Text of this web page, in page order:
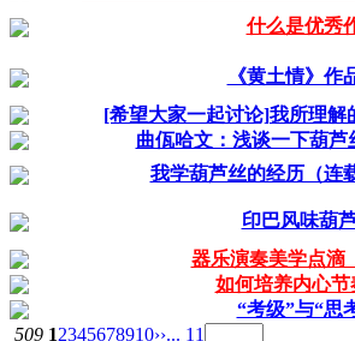
什么是优秀
《黄土情》作
[希望大家一起讨论]我所理解
曲佤哈文：浅谈一下葫
我学葫芦丝的经历（连
印巴风味葫
器乐演奏美学点滴
如何培养内心节
“考级”与“思
509 12345678910››... 11